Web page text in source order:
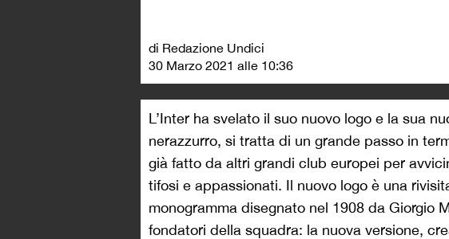
di Redazione Undici
30 Marzo 2021 alle 10:36
L’Inter ha svelato il suo nuovo logo e la sua
nerazzurro, si tratta di un grande passo in
già fatto da altri grandi club europei per
tifosi e appassionati. Il nuovo logo è una
monogramma disegnato nel 1908 da Giorgio
fondatori della squadra: la nuova versione,